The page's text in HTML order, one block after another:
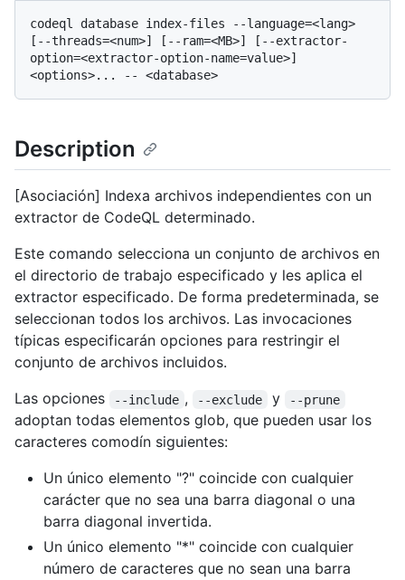
codeql database index-files --language=<lang>
[--threads=<num>] [--ram=<MB>] [--extractor-
option=<extractor-option-name=value>]
Description
[Asociación] Indexa archivos independientes con un
extractor de CodeQL determinado.
Este comando selecciona un conjunto de archivos en
el directorio de trabajo especificado y les aplica el
extractor especificado. De forma predeterminada, se
seleccionan todos los archivos. Las invocaciones
típicas especificarán opciones para restringir el
conjunto de archivos incluidos.
Las opciones
--include , --exclude y --prune
adoptan todas elementos glob, que pueden usar los
caracteres comodín siguientes:
Un único elemento "?" coincide con cualquier
carácter que no sea una barra diagonal o una
barra diagonal invertida.
Un único elemento "*" coincide con cualquier
número de caracteres que no sean una barra